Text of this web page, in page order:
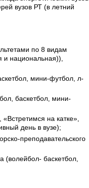
вузов РТ (в летний
по 8 видам
и национальная)),
мини-футбол, л-
баскетбол, мини-
на катке»,
день в вузе);
преподавательского
(волейбол- баскетбол,